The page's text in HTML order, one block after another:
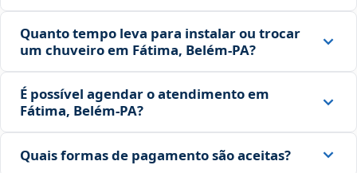
Quanto tempo leva para instalar ou trocar
um chuveiro em Fátima, Belém‑PA?
É possível agendar o atendimento em
Fátima, Belém‑PA?
Quais formas de pagamento são aceitas?